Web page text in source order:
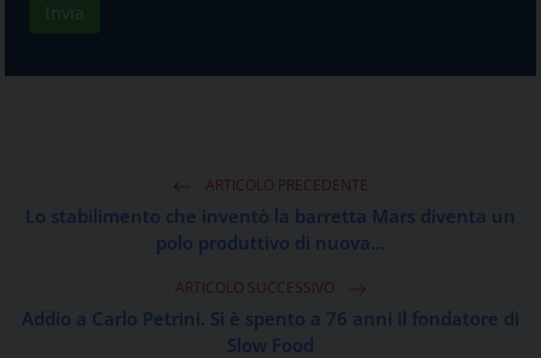
ARTICOLO PRECEDENTE
Lo stabilimento che inventò la barretta Mars diventa un
polo produttivo di nuova...
ARTICOLO SUCCESSIVO
Addio a Carlo Petrini. Si è spento a 76 anni il fondatore di
Slow Food